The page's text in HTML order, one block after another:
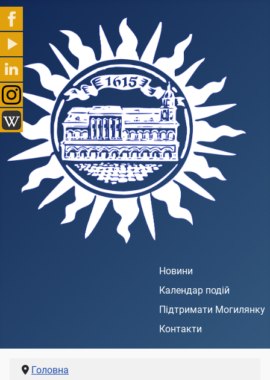
Новини
Календар подій
Підтримати Могилянку
Контакти
Головна